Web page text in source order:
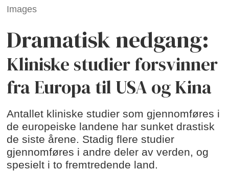
Images
Dramatisk nedgang:
Kliniske studier forsvinner
fra Europa til USA og Kina
Antallet kliniske studier som gjennomføres i
de europeiske landene har sunket drastisk
de siste årene. Stadig flere studier
gjennomføres i andre deler av verden, og
spesielt i to fremtredende land.